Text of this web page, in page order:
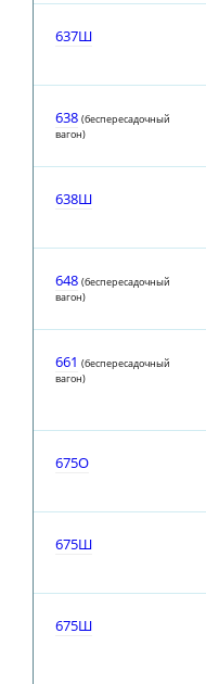
637Ш
638 (беспересадочный
вагон)
638Ш
648 (беспересадочный
вагон)
661 (беспересадочный
вагон)
675О
675Ш
675Ш